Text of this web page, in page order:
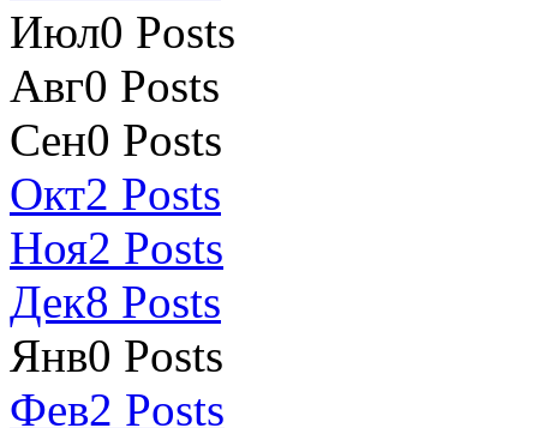
Июл0 Posts
Авг0 Posts
Сен0 Posts
Окт2 Posts
Ноя2 Posts
Дек8 Posts
Янв0 Posts
Фев2 Posts